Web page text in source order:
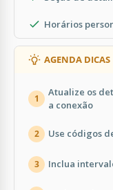
Horários
AGENDA DICAS
1
Atualize os
a conexão
2 Use códigos
3 Inclua